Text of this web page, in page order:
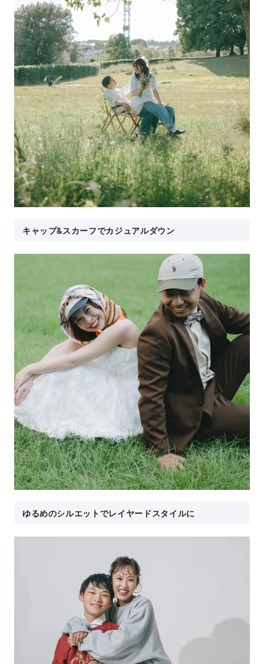
キャップ&スカーフでカジュアルダウン
ゆるめのシルエットでレイヤードスタイルに